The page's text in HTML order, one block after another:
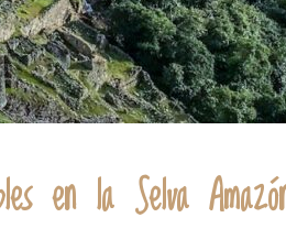
en la Selva